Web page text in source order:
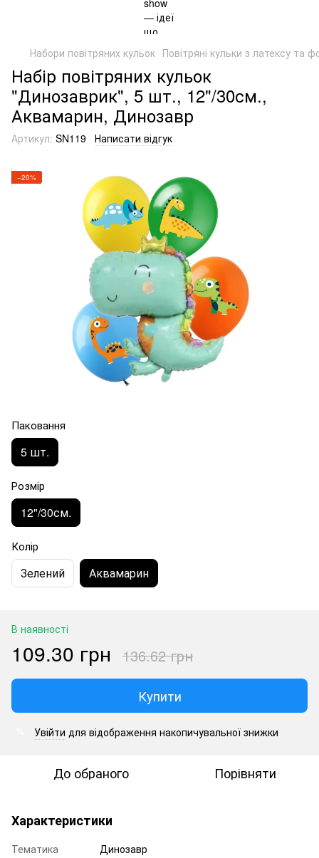
Набори повітряних кульок Повітряні кульки з латексу та
Набір повітряних кульок
"Динозаврик", 5 шт., 12"/30см.,
Аквамарин, Динозавр
Артикул: SN119 Написати відгук
−20%
Паковання
5 шт.
Розмір
12"/30см.
Колір
Зелений Аквамарин
В наявності
109.30 грн 136.62 грн
Купити
Увійти для відображення накопичувальної знижки
До обраного Порівняти
Характеристики
Тематика
Динозавр